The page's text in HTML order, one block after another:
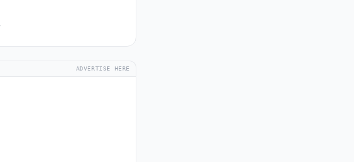
ADVERTISE HERE